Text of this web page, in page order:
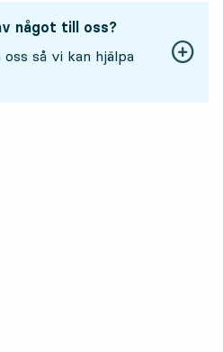
något till oss?
så vi kan hjälpa